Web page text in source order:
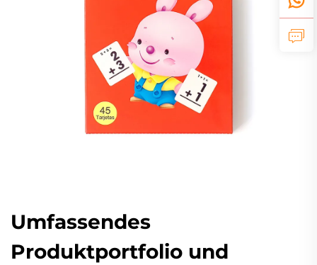
Umfassendes
Produktportfolio und